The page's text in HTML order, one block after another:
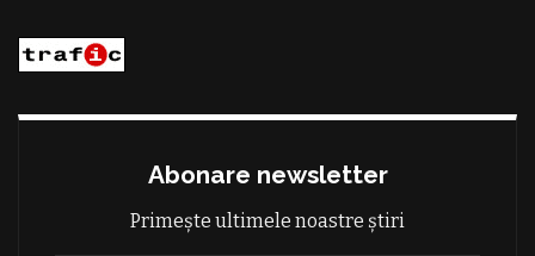
Abonare newsletter
Primește ultimele noastre știri